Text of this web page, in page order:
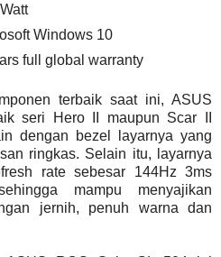
Windows 10
full global warranty
terbaik saat ini, ASUS
seri Hero II maupun Scar II
dengan bezel layarnya yang
ringkas. Selain itu, layarnya
rate sebesar 144Hz 3ms
mampu menyajikan
jernih, penuh warna dan